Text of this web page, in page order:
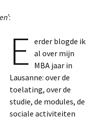
:
E erder blogde ik
al over mijn
MBA jaar in
Lausanne: over de
toelating, over de
studie, de modules, de
sociale activiteiten